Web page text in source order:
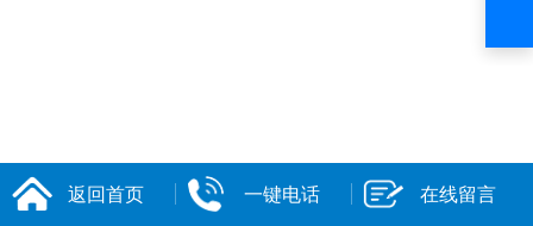
返回首页 一键电话 在线留言